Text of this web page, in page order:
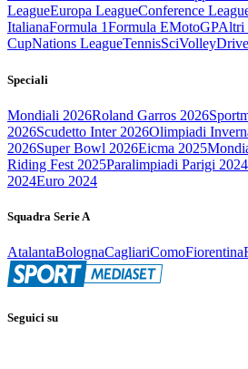
LeagueEuropa LeagueConference
ItalianaFormula 1Formula EMotoGPAltri
CupNations LeagueTennisSciVolley
Speciali
Mondiali 2026Roland Garros 2026
2026Scudetto Inter 2026Olimpiadi
2026Super Bowl 2026Eicma 2025
Riding Fest 2025Paralimpiadi Parigi 2024
2024Euro 2024
Squadra Serie A
AtalantaBolognaCagliariComoFiorentina
Seguici su